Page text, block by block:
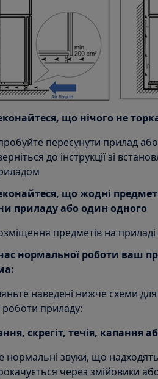
що нічого не
пересунути прилад
до інструкції зі
що жодні
приладу або один одного
предметів на
нормальної роботи ваш
наведені нижче схеми
роботи приладу:
скрегіт, течія, капання
нормальні звуки, що
через змійовики